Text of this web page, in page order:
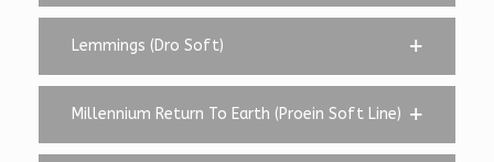
Lemmings (Dro Soft)
Millennium Return To Earth (Proein Soft Line)